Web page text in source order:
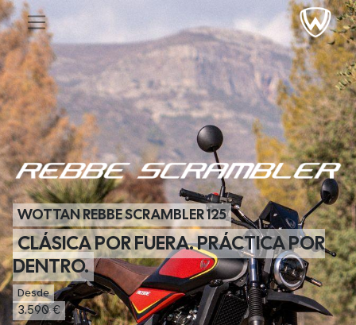
WOTTAN REBBE SCRAMBLER 125
CLÁSICA POR FUERA. PRÁCTICA POR
DENTRO.
Desde
3.590 €